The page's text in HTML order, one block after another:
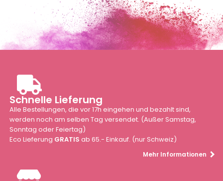
Schnelle Lieferung
Alle Bestellungen, die vor 17h eingehen und bezahlt sind,
werden noch am selben Tag versendet. (Außer Samstag,
Sonntag oder Feiertag)
Eco Lieferung GRATIS ab 65.- Einkauf. (nur Schweiz)
Mehr Informationen